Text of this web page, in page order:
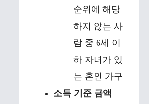
순위에 해당
하지 않는 사
람 중 6세 이
하 자녀가 있
는 혼인 가구
소득 기준 금액